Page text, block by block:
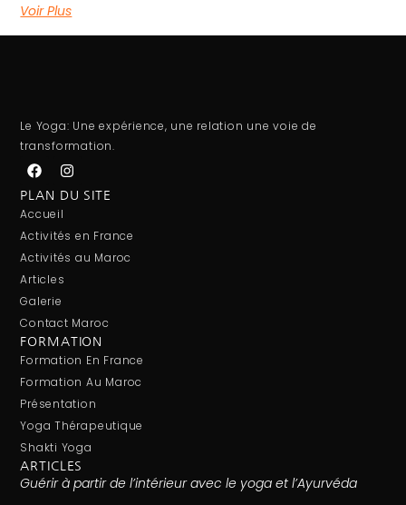
Voir Plus
Le Yoga: Une expérience, une relation une voie de
transformation.
PLAN DU SITE
Accueil
Activités en France
Activités au Maroc
Articles
Galerie
Contact Maroc
FORMATION
Formation En France
Formation Au Maroc
Présentation
Yoga Thérapeutique
Shakti Yoga
ARTICLES
Guérir à partir de l’intérieur avec le yoga et l’Ayurvéda